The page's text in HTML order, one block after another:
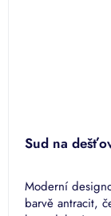
Sud na
Moderní
barvě antracit,